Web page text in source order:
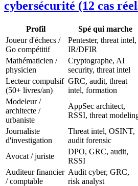
cybersécurité (12 cas
Profil Spé qui marche
Joueur d'échecs /
Go compétitif
Pentester, threat intel,
IR/DFIR
Mathématicien /
physicien
Cryptographe, AI
security, threat intel
Lecteur compulsif
(50+ livres/an)
GRC, audit, threat
intel, formation
Modeleur /
architecte /
urbaniste
AppSec architect,
RSSI, threat
Journaliste
d'investigation
Threat intel, OSINT,
audit forensic
Avocat / juriste
DPO, GRC, audit,
RSSI
Auditeur financier
/ comptable
Audit cyber, GRC,
risk analyst